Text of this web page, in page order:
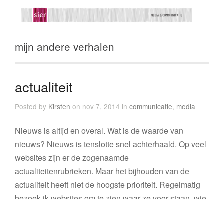
mijn andere verhalen
actualiteit
Posted by Kirsten on nov 7, 2014 in communicatie, media
Nieuws is altijd en overal. Wat is de waarde van
nieuws? Nieuws is tenslotte snel achterhaald. Op veel
websites zijn er de zogenaamde
actualiteitenrubrieken. Maar het bijhouden van de
actualiteit heeft niet de hoogste prioriteit. Regelmatig